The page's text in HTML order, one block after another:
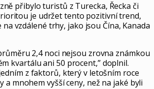
přibylo turistů z Turecka, Řecka či
je udržet tento pozitivní trend,
vzdálené trhy, jako jsou Čína, Kanada
2,4 noci nejsou zrovna známkou
kvartálu ani 50 procent,” doplnil.
z faktorů, který v letošním roce
mnohem vyšší ceny, než na jaké byli